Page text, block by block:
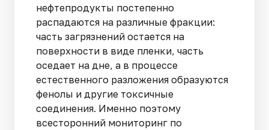
нефтепродукты постепенно
распадаются на различные фракции:
часть загрязнений остается на
поверхности в виде пленки, часть
оседает на дне, а в процессе
естественного разложения образуются
фенолы и другие токсичные
соединения. Именно поэтому
всесторонний мониторинг по